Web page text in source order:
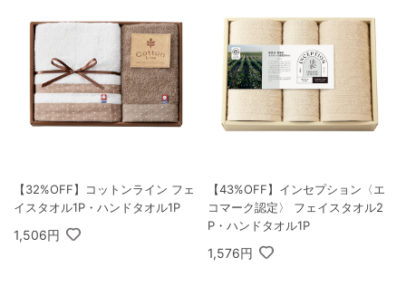
【32%OFF】コットンライン フェ
イスタオル1P・ハンドタオル1P
1,506円
【43%OFF】インセプション〈エ
コマーク認定〉 フェイスタオル2
P・ハンドタオル1P
1,576円